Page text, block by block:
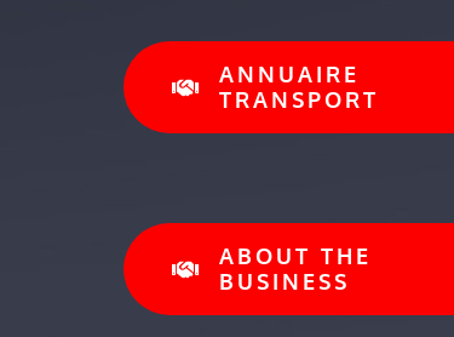
ANNUAIRE
TRANSPORT
ABOUT THE
BUSINESS